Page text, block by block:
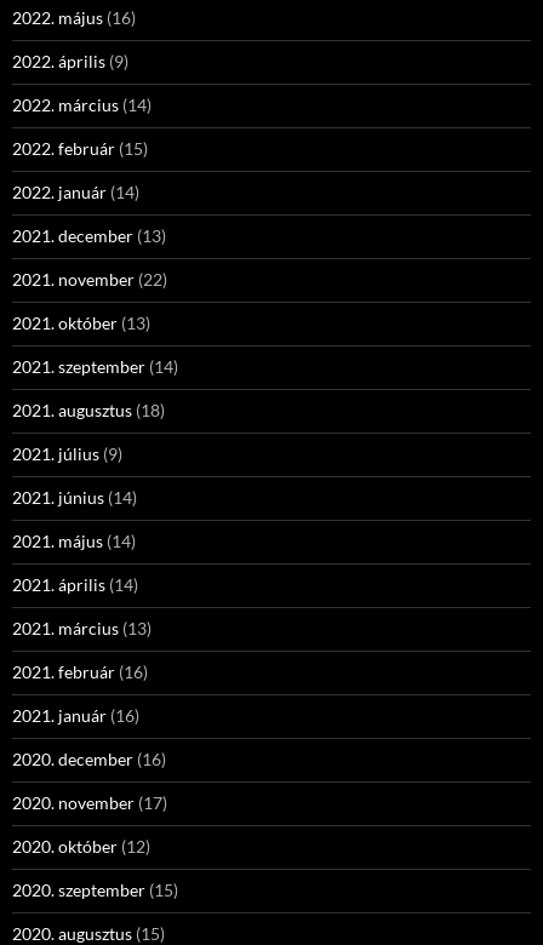
2022. május (16)
2022. április (9)
2022. március (14)
2022. február (15)
2022. január (14)
2021. december (13)
2021. november (22)
2021. október (13)
2021. szeptember (14)
2021. augusztus (18)
2021. július (9)
2021. június (14)
2021. május (14)
2021. április (14)
2021. március (13)
2021. február (16)
2021. január (16)
2020. december (16)
2020. november (17)
2020. október (12)
2020. szeptember (15)
2020. augusztus (15)